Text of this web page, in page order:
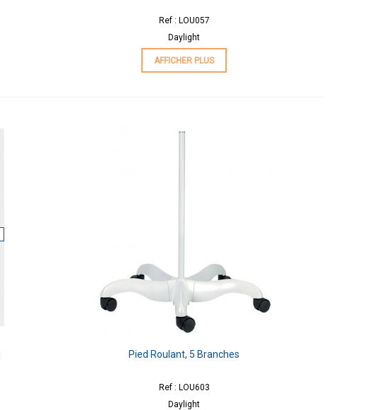
Ref : LOU057
Daylight
AFFICHER PLUS
Pied Roulant, 5 Branches
Ref : LOU603
Daylight